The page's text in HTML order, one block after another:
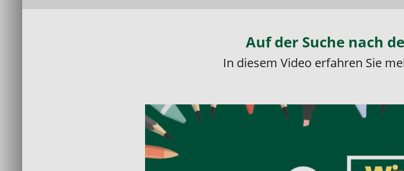
Auf der Suche nach
In diesem Video erfahren Sie